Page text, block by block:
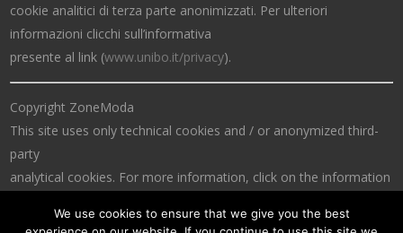
cookie analitici di terza parte anonimizzati. Per ulteriori
informazioni clicchi sull’informativa
presente al link (www.unibo.it/privacy).
Copyright ZoneModa
This site uses only technical cookies and / or anonymized third-
party
analytical cookies. For more information, click on the information
We use cookies to ensure that we give you the best